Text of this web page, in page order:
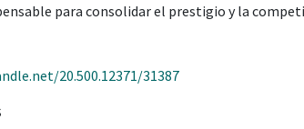
para consolidar el prestigio y la
20.500.12371/31387